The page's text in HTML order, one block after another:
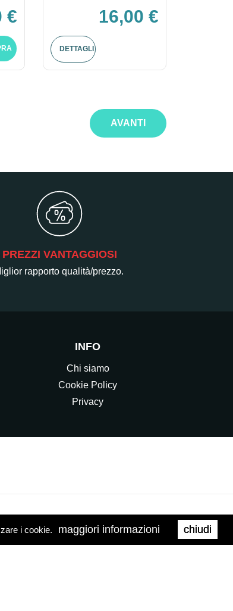
i cookie. maggiori informazioni chiudi
€ 16,00 €
DETTAGLI
AVANTI
PREZZI VANTAGGIOSI
rapporto qualità/prezzo.
INFO
Chi siamo
Cookie Policy
Privacy